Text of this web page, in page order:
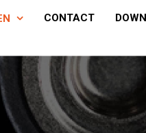
 CONTACT